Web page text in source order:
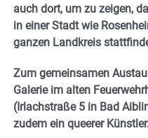
auch dort, um zu zeigen,
in einer Stadt wie
ganzen Landkreis
Zum gemeinsamen
Galerie im alten
(Irlachstraße 5 in Bad
zudem ein queerer